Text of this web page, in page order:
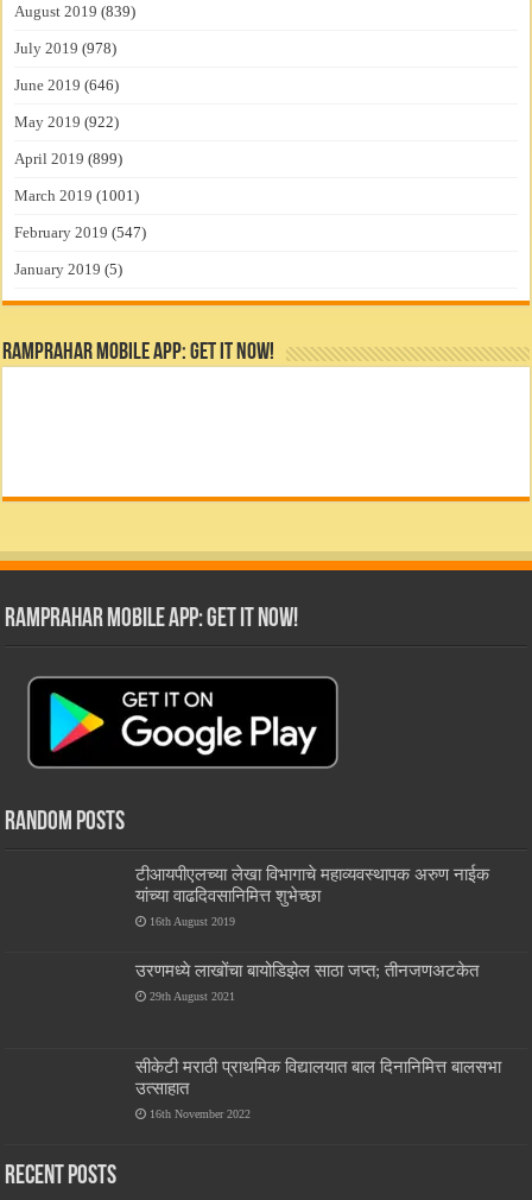
August 2019 (839)
July 2019 (978)
June 2019 (646)
May 2019 (922)
April 2019 (899)
March 2019 (1001)
February 2019 (547)
January 2019 (5)
RamPrahar Mobile App: Get it Now!
RamPrahar Mobile App: Get it Now!
Random Posts
टीआयपीएलच्या लेखा विभागाचे महाव्यवस्थापक अरुण नाईक
यांच्या वाढदिवसानिमित्त शुभेच्छा
16th August 2019
उरणमध्ये लाखोंचा बायोडिझेल साठा जप्त; तीनजणअटकेत
29th August 2021
सीकेटी मराठी प्राथमिक विद्यालयात बाल दिनानिमित्त बालसभा
उत्साहात
16th November 2022
Recent Posts